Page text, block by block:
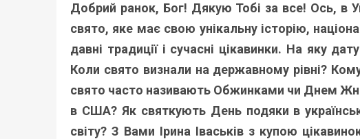
Добрий ранок, Бог! Дякую Тобі за все! Ось, в
свято, яке має свою унікальну історію,
давні традиції і сучасні цікавинки. На яку
Коли свято визнали на державному рівні?
свято часто називають Обжинками чи Днем
в США? Як святкують День подяки в
світу? З Вами Ірина Іваськів з купою